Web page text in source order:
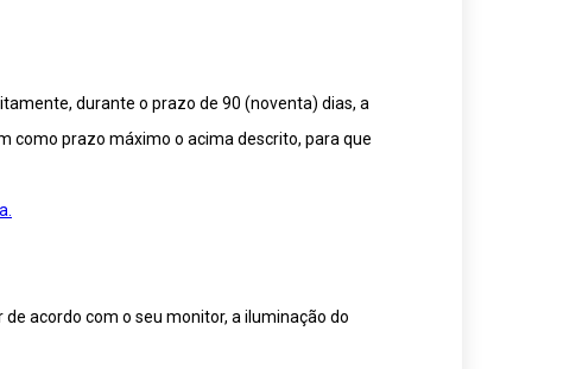
durante o prazo de 90 (noventa) dias, a
como prazo máximo o acima descrito, para que
acordo com o seu monitor, a iluminação do